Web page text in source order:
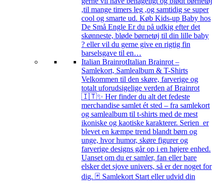
,til mange timers leg ,og samtidig se super
cool og smarte ud. Køb Kids-up Baby hos
De Små Engle Er du på udkig efter det
skønneste, bløde børnetøj til din lille baby
? eller vil du gerne give en rigtig fin
barselsgave til en…
Italian BrainrotItalian Brainrot –
Samlekort, Samlealbum & T-Shirts
Velkommen til den skøre, farverige og
totalt uforudsigelige verden af Brainrot
🇮🇹✨ Her finder du alt det fedeste
merchandise samlet ét sted – fra samlekort
og samlealbum til t-shirts med de mest
ikoniske og kaotiske karakterer. Serien er
blevet en kæmpe trend blandt børn og
unge, hvor humor, skøre figurer og
farverige designs går op i en højere enhed.
Uanset om du er samler, fan eller bare
elsker det sjove univers, så er der noget for
dig. 🃏 Samlekort Start eller udvid din